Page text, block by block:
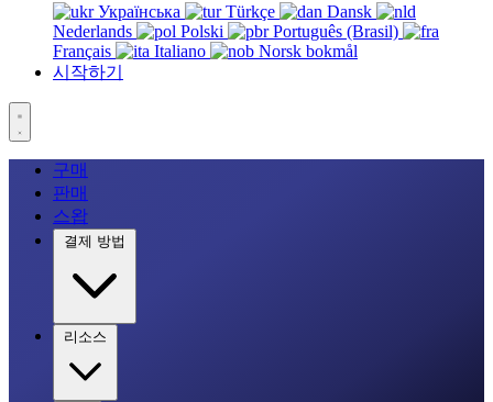
Українська
Türkçe
Dansk
Nederlands
Polski
Português (Brasil)
Français
Italiano
Norsk bokmål
시작하기
구매
판매
스왑
결제 방법
리소스